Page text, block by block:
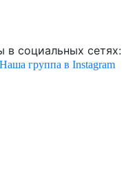
в социальных сетях:
Наша группа в Instagram